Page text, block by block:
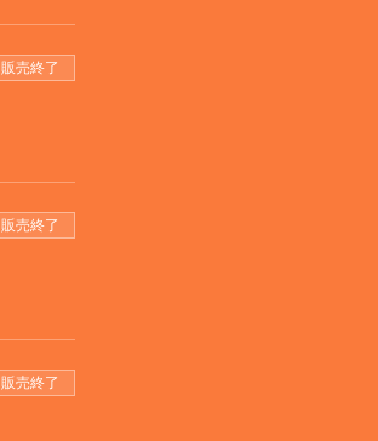
販売終了
販売終了
販売終了